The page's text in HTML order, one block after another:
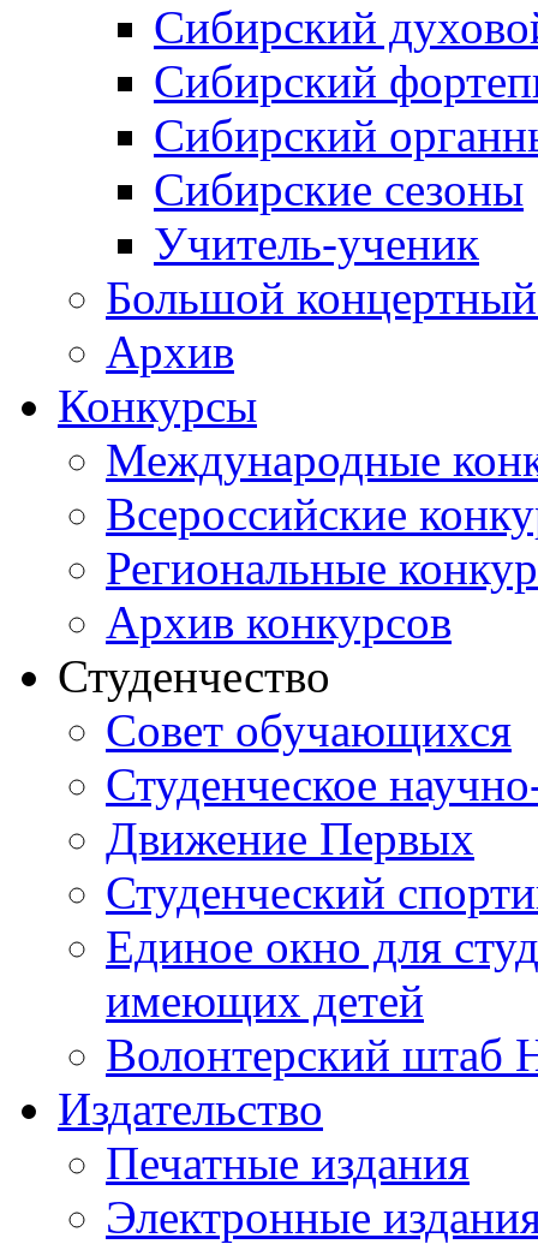
Сибирский
Сибирский
Сибирский
Сибирские сезоны
Учитель-ученик
Большой концертный
Архив
Конкурсы
Международные
Всероссийские
Региональные
Архив конкурсов
Студенчество
Совет обучающихся
Студенческое
Движение Первых
Студенческий
Единое окно для
имеющих детей
Волонтерский штаб
Издательство
Печатные издания
Электронные